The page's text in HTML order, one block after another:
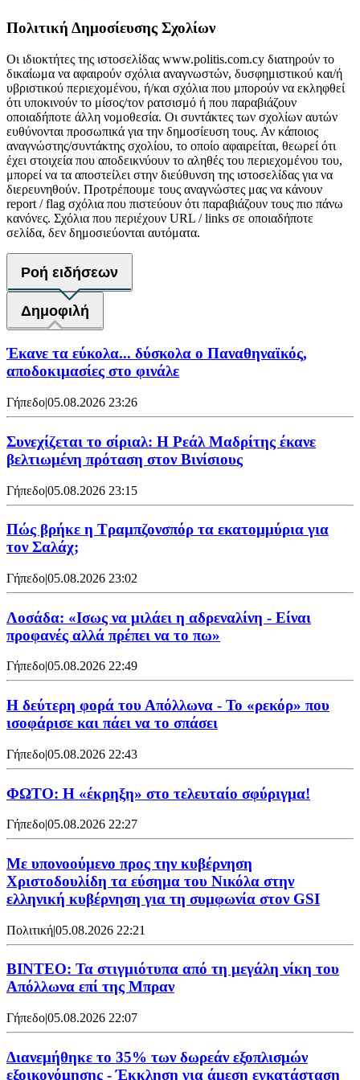
Πολιτική Δημοσίευσης Σχολίων
Οι ιδιοκτήτες της ιστοσελίδας www.politis.com.cy διατηρούν το
δικαίωμα να αφαιρούν σχόλια αναγνωστών, δυσφημιστικού και/ή
υβριστικού περιεχομένου, ή/και σχόλια που μπορούν να εκληφθεί
ότι υποκινούν το μίσος/τον ρατσισμό ή που παραβιάζουν
οποιαδήποτε άλλη νομοθεσία. Οι συντάκτες των σχολίων αυτών
ευθύνονται προσωπικά για την δημοσίευση τους. Αν κάποιος
αναγνώστης/συντάκτης σχολίου, το οποίο αφαιρείται, θεωρεί ότι
έχει στοιχεία που αποδεικνύουν το αληθές του περιεχομένου του,
μπορεί να τα αποστείλει στην διεύθυνση της ιστοσελίδας για να
διερευνηθούν. Προτρέπουμε τους αναγνώστες μας να κάνουν
report / flag σχόλια που πιστεύουν ότι παραβιάζουν τους πιο πάνω
κανόνες. Σχόλια που περιέχουν URL / links σε οποιαδήποτε
σελίδα, δεν δημοσιεύονται αυτόματα.
Ροή ειδήσεων
Δημοφιλή
Έκανε τα εύκολα... δύσκολα ο Παναθηναϊκός,
αποδοκιμασίες στο φινάλε
Γήπεδο|05.08.2026 23:26
Συνεχίζεται το σίριαλ: Η Ρεάλ Μαδρίτης έκανε
βελτιωμένη πρόταση στον Βινίσιους
Γήπεδο|05.08.2026 23:15
Πώς βρήκε η Τραμπζονσπόρ τα εκατομμύρια για
τον Σαλάχ;
Γήπεδο|05.08.2026 23:02
Λοσάδα: «Ισως να μιλάει η αδρεναλίνη - Είναι
προφανές αλλά πρέπει να το πω»
Γήπεδο|05.08.2026 22:49
Η δεύτερη φορά του Απόλλωνα - Το «ρεκόρ» που
ισοφάρισε και πάει να το σπάσει
Γήπεδο|05.08.2026 22:43
ΦΩΤΟ: Η «έκρηξη» στο τελευταίο σφύριγμα!
Γήπεδο|05.08.2026 22:27
Με υπονοούμενο προς την κυβέρνηση
Χριστοδουλίδη τα εύσημα του Νικόλα στην
ελληνική κυβέρνηση για τη συμφωνία στον GSI
Πολιτική|05.08.2026 22:21
ΒΙΝΤΕΟ: Τα στιγμιότυπα από τη μεγάλη νίκη του
Απόλλωνα επί της Μπραν
Γήπεδο|05.08.2026 22:07
Διανεμήθηκε το 35% των δωρεάν εξοπλισμών
εξοικονόμησης - Έκκληση για άμεση εγκατάσταση